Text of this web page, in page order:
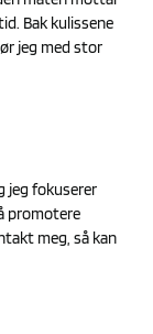
Bak kulissene
jeg med stor
jeg fokuserer
promotere
meg, så kan